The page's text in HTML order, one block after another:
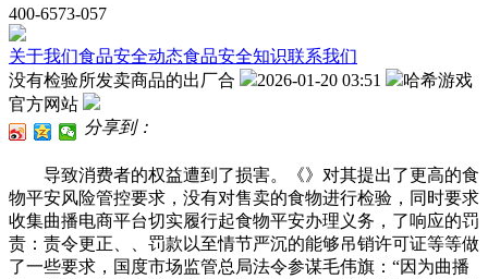
400-6573-057
关于我们食品安全动态食品安全知识联系我们
没有检验所发卖商品的出厂合
2026-01-20 03:51
哈希游戏
官方网站
分享到：
导致消费者的权益遭到了损害。《》对其提出了更高的食
物平安风险管控要求，没有对售卖的食物进行检验，同时要求
收集曲播电商平台切实履行起食物平安办理义务，了响应的罚
责：责令更正、、罚款以至情节严沉的能够吊销许可证等等做
了一些要求，国度市场监管总局法令参谋毛伟旗：“因为曲播